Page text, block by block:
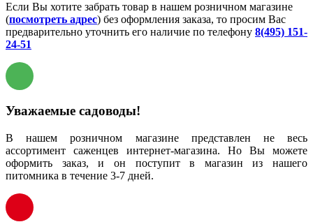
Если Вы хотите забрать товар в нашем розничном магазине
(посмотреть адрес) без оформления заказа, то просим Вас
предварительно уточнить его наличие по телефону 8(495) 151-
24-51
Уважаемые садоводы!
В нашем розничном магазине представлен не весь
ассортимент саженцев интернет-магазина. Но Вы можете
оформить заказ, и он поступит в магазин из нашего
питомника в течение 3-7 дней.